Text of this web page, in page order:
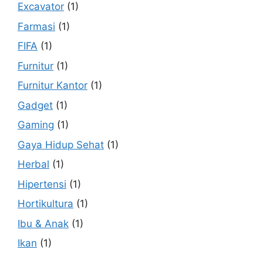
Excavator (1)
Farmasi (1)
FIFA (1)
Furnitur (1)
Furnitur Kantor (1)
Gadget (1)
Gaming (1)
Gaya Hidup Sehat (1)
Herbal (1)
Hipertensi (1)
Hortikultura (1)
Ibu & Anak (1)
Ikan (1)